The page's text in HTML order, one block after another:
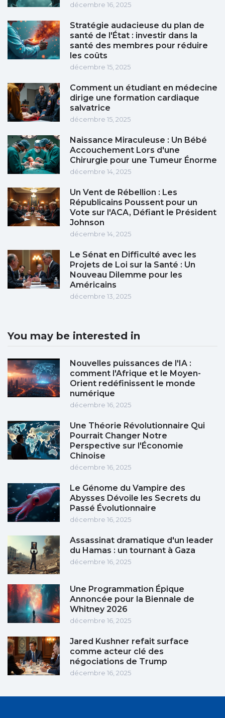
décembre 16, 2025
Stratégie audacieuse du plan de
santé de l'État : investir dans la
santé des membres pour réduire
les coûts
décembre 15, 2025
Comment un étudiant en médecine
dirige une formation cardiaque
salvatrice
décembre 15, 2025
Naissance Miraculeuse : Un Bébé
Accouchement Lors d'une
Chirurgie pour une Tumeur Énorme
décembre 14, 2025
Un Vent de Rébellion : Les
Républicains Poussent pour un
Vote sur l'ACA, Défiant le Président
Johnson
décembre 14, 2025
Le Sénat en Difficulté avec les
Projets de Loi sur la Santé : Un
Nouveau Dilemme pour les
Américains
décembre 13, 2025
You may be interested in
Nouvelles puissances de l'IA :
comment l'Afrique et le Moyen-
Orient redéfinissent le monde
numérique
décembre 16, 2025
Une Théorie Révolutionnaire Qui
Pourrait Changer Notre
Perspective sur l'Économie
Chinoise
décembre 16, 2025
Le Génome du Vampire des
Abysses Dévoile les Secrets du
Passé Évolutionnaire
décembre 16, 2025
Assassinat dramatique d'un leader
du Hamas : un tournant à Gaza
décembre 16, 2025
Une Programmation Épique
Annoncée pour la Biennale de
Whitney 2026
décembre 16, 2025
Jared Kushner refait surface
comme acteur clé des
négociations de Trump
décembre 16, 2025